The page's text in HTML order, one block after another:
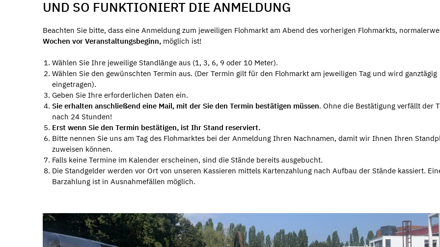
UND SO FUNKTIONIERT DIE ANMELDUNG
Beachten Sie bitte, dass eine Anmeldung zum jeweiligen Flohmarkt am Abend des vorherigen Flohmarkts,
Wochen vor Veranstaltungsbeginn, möglich ist!
Wählen Sie Ihre jeweilige Standlänge aus (1, 3, 6, 9 oder 10 Meter).
Wählen Sie den gewünschten Termin aus. (Der Termin gilt für den Flohmarkt am jeweiligen Tag und wird ganztägig
eingetragen).
Geben Sie Ihre erforderlichen Daten ein.
Sie erhalten anschließend eine Mail, mit der Sie den Termin bestätigen müssen. Ohne die Bestätigung verfällt der
nach 24 Stunden!
Erst wenn Sie den Termin bestätigen, ist Ihr Stand reserviert.
Bitte nennen Sie uns am Tag des Flohmarktes bei der Anmeldung Ihren Nachnamen, damit wir Ihnen Ihren
zuweisen können.
Falls keine Termine im Kalender erscheinen, sind die Stände bereits ausgebucht.
Die Standgelder werden vor Ort von unseren Kassieren mittels Kartenzahlung nach Aufbau der Stände kassiert.
Barzahlung ist in Ausnahmefällen möglich.